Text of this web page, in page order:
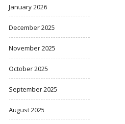
January 2026
December 2025
November 2025
October 2025
September 2025
August 2025